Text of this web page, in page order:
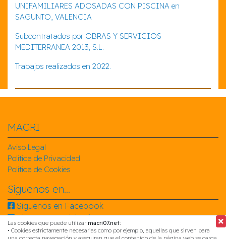
Las cookies que puede utilizar macri07.net:
• Cookies estrictamente necesarias como por ejemplo, aquellas que sirven para
UNIFAMILIARES ADOSADAS CON PISCINA en
SAGUNTO, VALENCIA
Subcontratados por OBRAS Y SERVICIOS
MEDITERRANEA 2013, S.L.
Trabajos realizados en 2022.
MACRI
Aviso Legal
Política de Privacidad
Política de Cookies
Síguenos en...
Síguenos en Facebook
Síguenos en Linkedin
Síguenos en Instagram